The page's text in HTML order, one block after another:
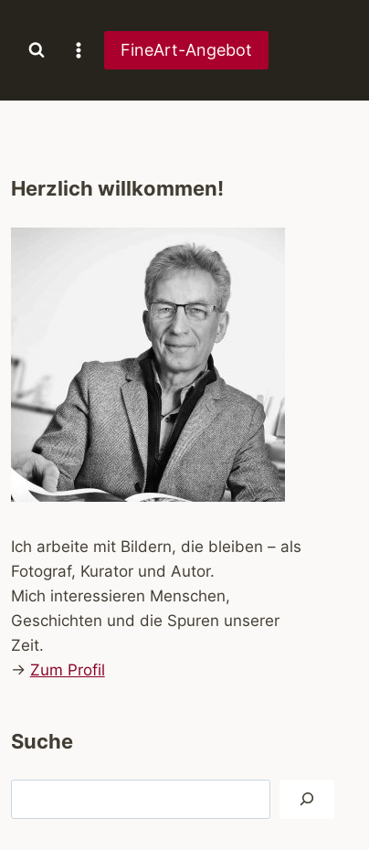
FineArt-Angebot
Herzlich willkommen!
Ich arbeite mit Bildern, die bleiben – als
Fotograf, Kurator und Autor.
Mich interessieren Menschen,
Geschichten und die Spuren unserer
Zeit.
→ Zum Profil
Suche